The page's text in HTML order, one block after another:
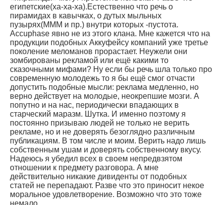
египетские(ха-ха-ха).Естественно что речь о
пирамидах в кавычках, о дутых мыльных
пузырях(МММ и пр.) внутри которых -пустота.
Accuphase явно не из этого клана. Мне кажется что на
продукции подобных Аккуфейсу компаний уже третье
поколение меломанов прорастает. Неужели они
зомбированы рекламой или ещё какими то
сказочными мифами? Ну если бы речь шла только про
современную молодежь то я бы ещё смог отчасти
допустить подобные мысли: реклама медленно, но
верно действует на молодые, неокрепшие мозги. А
попутно и на нас, периодически впадающих в
старческий маразм. Шутка. И именно поэтому я
постоянно призываю людей не только не верить
рекламе, но и не доверять безоглядно различным
публикациям. В том числе и моим. Верить надо лишь
собственным ушам и доверять собственному вкусу.
Надеюсь я убедил всех в своем непредвзятом
отношении к предмету разговора. А мне
действительно никакие дивиденты от подобных
статей не перепадают. Разве что это приносит некое
моральное удовлетворение. Возможно что это тоже
немало.